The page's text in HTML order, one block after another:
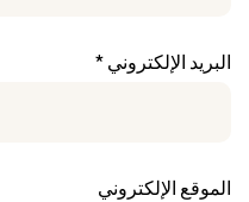
البريد الإلكتروني*
الموقع الإلكتروني